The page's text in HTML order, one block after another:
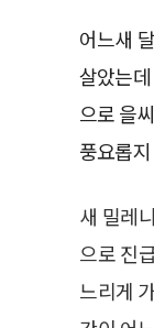
어느새
살았는
으로 을
풍요롭
새 밀레
으로 진
느리게